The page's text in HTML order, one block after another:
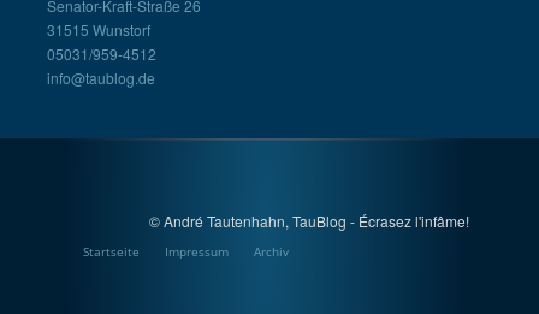
Senator-Kraft-Straße 26
31515 Wunstorf
05031/959-4512
info@taublog.de
© André Tautenhahn, TauBlog - Écrasez l'infâme!
Startseite Impressum Archiv